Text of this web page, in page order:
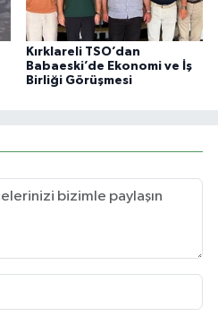
Kırklareli TSO’dan
Babaeski’de Ekonomi ve İş
Birliği Görüşmesi